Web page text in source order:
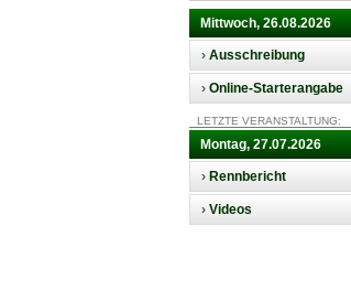
Mittwoch, 26.08.2026
› Ausschreibung
› Online-Starterangabe
LETZTE VERANSTALTUNG:
Montag, 27.07.2026
› Rennbericht
› Videos